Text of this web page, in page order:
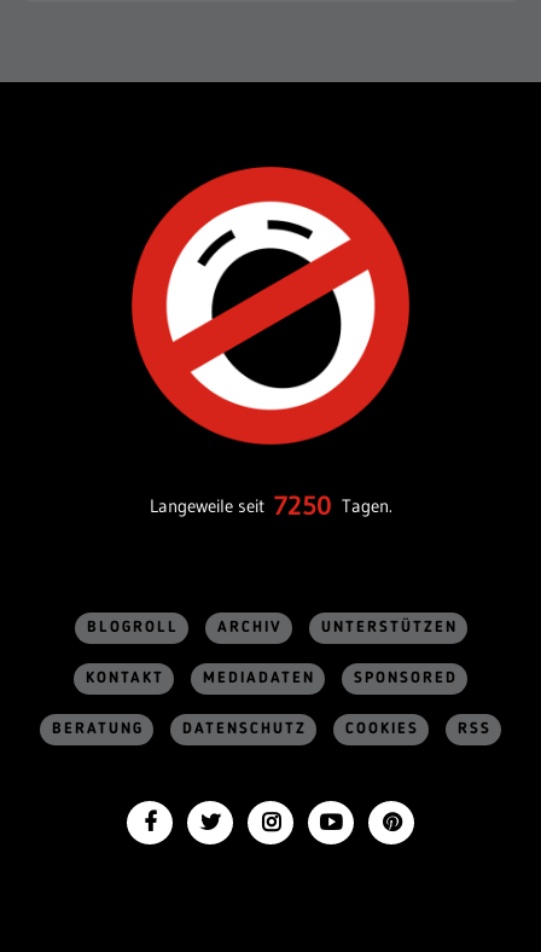
Langeweile seit 7250 Tagen.
BLOGROLL ARCHIV UNTERSTÜTZEN
KONTAKT MEDIADATEN SPONSORED
BERATUNG DATENSCHUTZ COOKIES RSS